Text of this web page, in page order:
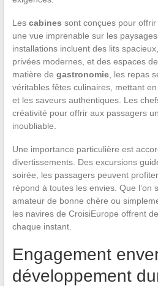
Les cabines sont conçues pour
une vue imprenable sur les
installations incluent des lits
privées modernes, et des espaces
matière de gastronomie, les repas
véritables fêtes culinaires, mettant
et les saveurs authentiques. Les
créativité pour offrir aux passagers
inoubliable.
Une importance particulière est
divertissements. Des excursions
soirée, les passagers peuvent
répond à toutes les envies. Que l’on
amateur de bonne chère ou
les navires de CroisiEurope offrent
chaque instant.
Engagement
développement